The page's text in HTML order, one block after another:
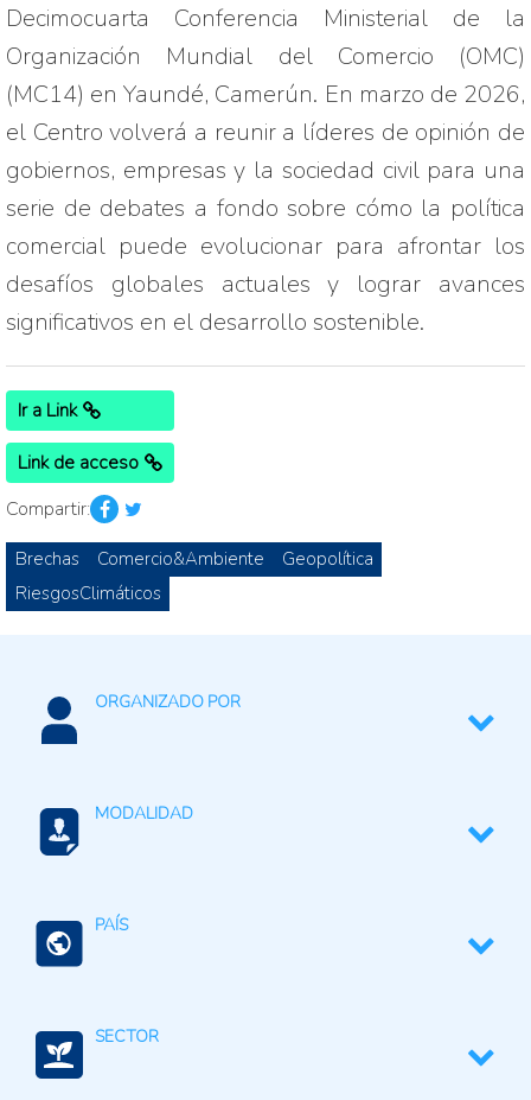
Decimocuarta Conferencia Ministerial de la
Organización Mundial del Comercio (OMC)
(MC14) en Yaundé, Camerún. En marzo de 2026,
el Centro volverá a reunir a líderes de opinión de
gobiernos, empresas y la sociedad civil para una
serie de debates a fondo sobre cómo la política
comercial puede evolucionar para afrontar los
desafíos globales actuales y lograr avances
significativos en el desarrollo sostenible.
Ir a Link
Link de acceso
Compartir:
Brechas Comercio&Ambiente
Geopolítica
RiesgosClimáticos
ORGANIZADO POR
MODALIDAD
PAÍS
SECTOR